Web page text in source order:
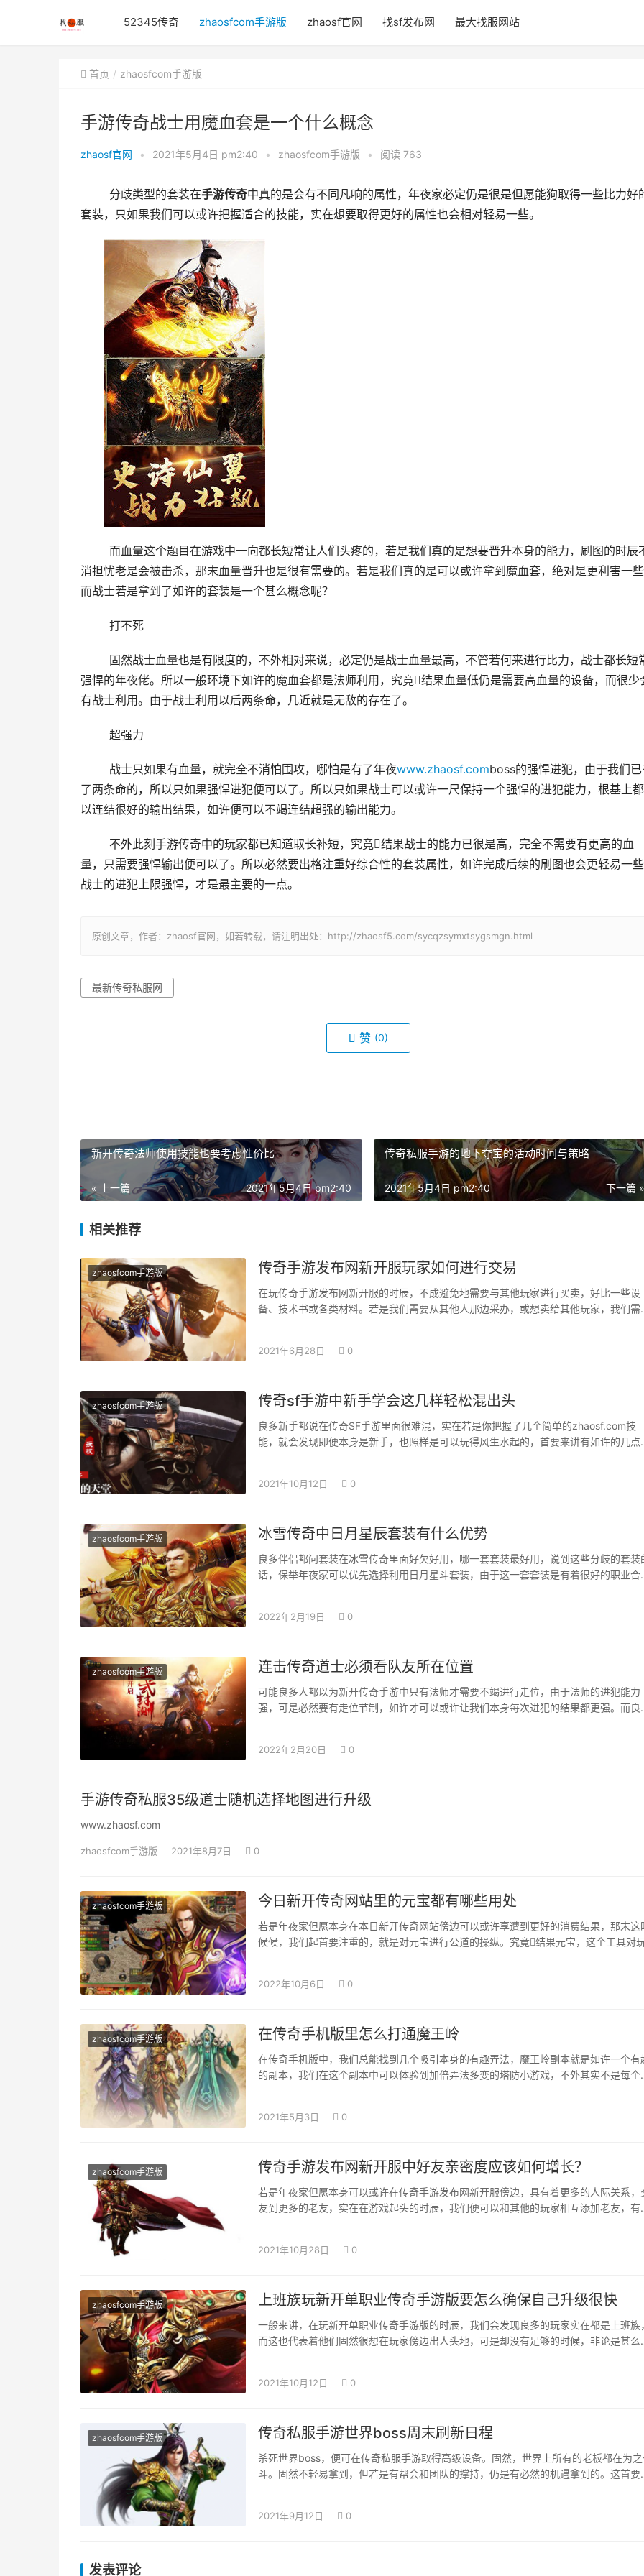
52345传奇 zhaosfcom手游版 zhaosf官网 找sf发布网 最大找服网站
首页 zhaosfcom手游版
手游传奇战士用魔血套是一个什么概念
zhaosf官网 • 2021年5月4日 pm2:40 • zhaosfcom手游版 • 阅读 763
	分歧类型的套装在
手游传奇中真的是会有不同凡响的属性，年夜家必定仍是很是但愿能狗取得一些比力好
套装，只如果我们可以或许把握适合的技能，实在想要取得更好的属性也会相对轻易一些。
消担忧老是会被击杀，那末血量晋升也是很有需要的。若是我们真的是可以或许拿到魔血套，绝对是更利害一
而战士若是拿到了如许的套装是一个甚么概念呢？
	打不死
强悍的年夜佬。所以一般环境下如许的魔血套都是法师利用，究竟结果血量低仍是需要高血量的设备，而很少
有战士利用。由于战士利用以后两条命，几近就是无敌的存在了。
	超强力
	战士只如果有血量，就完全不消怕围攻，哪怕是有了年夜
www.zhaosf.comboss的强悍进犯，由于我们
了两条命的，所以只如果强悍进犯便可以了。所以只如果战士可以或许一尺保持一个强悍的进犯能力，根基上
以连结很好的输出结果，如许便可以不竭连结超强的输出能力。
量，只需要强悍输出便可以了。所以必然要出格注重好综合性的套装属性，如许完成后续的刷图也会更轻易一
战士的进犯上限强悍，才是最主要的一点。
原创文章，作者：zhaosf官网，如若转载，请注明出处：http://zhaosf5.com/sycqzsymxtsygsmgn.html
最新传奇私服网
赞 (0)
新开传奇法师使用技能也要考虑性价比
« 上一篇 2021年5月4日 pm2:40
传奇私服手游的地下夺宝的活动时间与策略
下一篇 »
2021年5月4日 pm2:40
相关推荐
zhaosfcom手游版 传奇手游发布网新开服玩家如何进行交易
在玩传奇手游发布网新开服的时辰，不成避免地需要与其他玩家进行买卖，好比一些设
备、技术书或各类材料。若是我们需要从其他人那边采办，或想卖给其他玩家，我们需
2021年6月28日 0
zhaosfcom手游版 传奇sf手游中新手学会这几样轻松混出头
良多新手都说在传奇SF手游里面很难混，实在若是你把握了几个简单的zhaosf.com技
能，就会发现即便本身是新手，也照样是可以玩得风生水起的，首要来讲有如许的几点
2021年10月12日 0
zhaosfcom手游版 冰雪传奇中日月星辰套装有什么优势
良多伴侣都问套装在冰雪传奇里面好欠好用，哪一套套装最好用，说到这些分歧的套装
话，保举年夜家可以优先选择利用日月星斗套装，由于这一套套装是有着很好的职业合
2022年2月19日 0
zhaosfcom手游版 连击传奇道士必须看队友所在位置
可能良多人都以为新开传奇手游中只有法师才需要不竭进行走位，由于法师的进犯能力
强，可是必然要有走位节制，如许才可以或许让我们本身每次进犯的结果都更强。而良
2022年2月20日 0
手游传奇私服35级道士随机选择地图进行升级
www.zhaosf.com
zhaosfcom手游版 2021年8月7日 0
zhaosfcom手游版 今日新开传奇网站里的元宝都有哪些用处
若是年夜家但愿本身在本日新开传奇网站傍边可以或许享遭到更好的消费结果，那末这
候候，我们起首要注重的，就是对元宝进行公道的操纵。究竟结果元宝，这个工具对
2022年10月6日 0
zhaosfcom手游版 在传奇手机版里怎么打通魔王岭
在传奇手机版中，我们总能找到几个吸引本身的有趣弄法，魔王岭副本就是如许一个有
的副本，我们在这个副本中可以体验到加倍弄法多变的塔防小游戏，不外其实不是每个
2021年5月3日 0
zhaosfcom手游版 传奇手游发布网新开服中好友亲密度应该如何增长？
若是年夜家但愿本身可以或许在传奇手游发布网新开服傍边，具有着更多的人际关系，
友到更多的老友，实在在游戏起头的时辰，我们便可以和其他的玩家相互添加老友，有
2021年10月28日 0
zhaosfcom手游版 上班族玩新开单职业传奇手游版要怎么确保自己升级很快
一般来讲，在玩新开单职业传奇手游版的时辰，我们会发现良多的玩家实在都是上班族
而这也代表着他们固然很想在玩家傍边出人头地，可是却没有足够的时候，非论是甚么
2021年10月12日 0
zhaosfcom手游版 传奇私服手游世界boss周末刷新日程
杀死世界boss，便可在传奇私服手游取得高级设备。固然，世界上所有的老板都在为
斗。固然不轻易拿到，但若是有帮会和团队的撑持，仍是有必然的机遇拿到的。这首要
2021年9月12日 0
发表评论